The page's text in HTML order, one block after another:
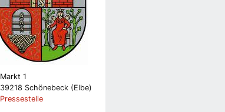
Markt 1
39218 Schönebeck (Elbe)
Pressestelle